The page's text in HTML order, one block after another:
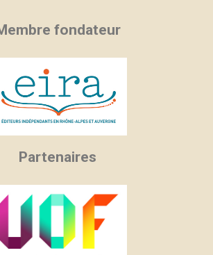
fondateur
Partenaires